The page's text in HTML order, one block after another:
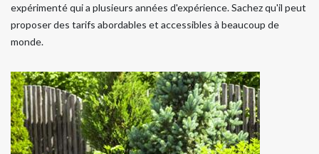
expérimenté qui a plusieurs années d'expérience. Sachez qu'il peut
proposer des tarifs abordables et accessibles à beaucoup de
monde.